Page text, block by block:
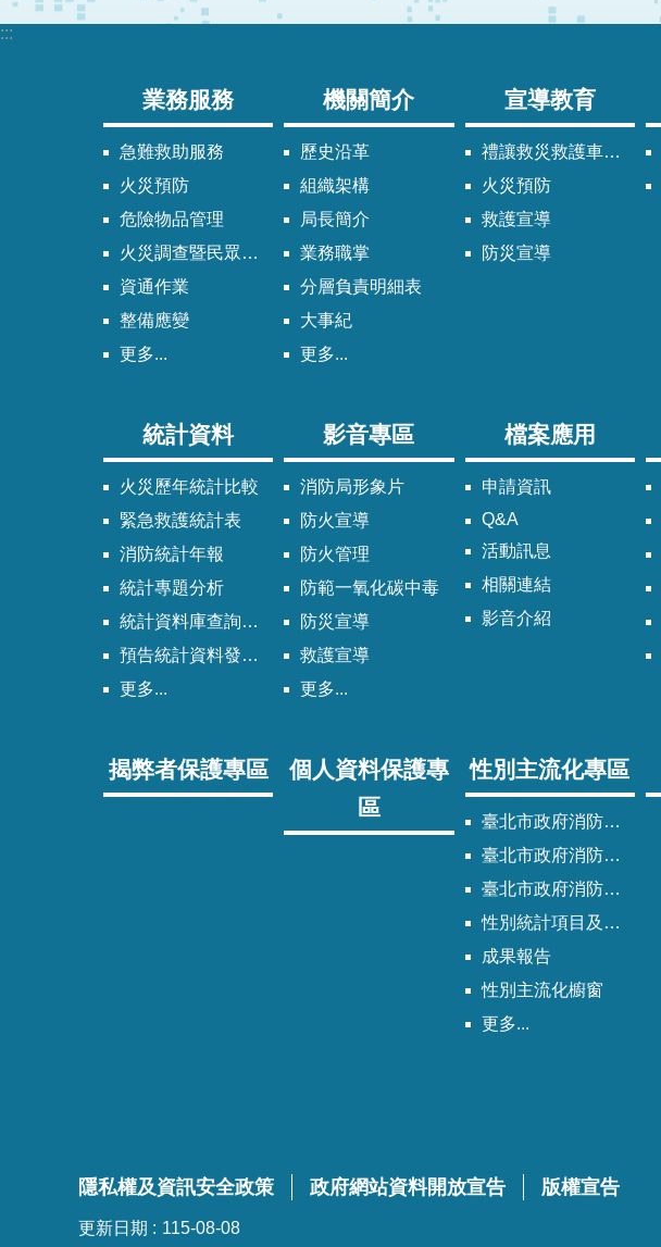
:::
業務服務
急難救助服務
火災預防
危險物品管理
火災調查暨民眾申請服務
資通作業
整備應變
更多...
機關簡介
歷史沿革
組織架構
局長簡介
業務職掌
分層負責明細表
大事紀
更多...
宣導教育
禮讓救災救護車輛須知
火災預防
救護宣導
防災宣導
統計資料
火災歷年統計比較
緊急救護統計表
消防統計年報
統計專題分析
統計資料庫查詢系統
預告統計資料發布時間表
更多...
影音專區
消防局形象片
防火宣導
防火管理
防範一氧化碳中毒
防災宣導
救護宣導
更多...
檔案應用
申請資訊
Q&A
活動訊息
相關連結
影音介紹
揭弊者保護專區
個人資料保護專
區
性別主流化專區
臺北市政府消防局性別主流化實施計畫
臺北市政府消防局性別平等專案小組委員名單
臺北市政府消防局歷次性別平等專案小組會議紀錄
性別統計項目及指標
成果報告
性別主流化櫥窗
更多...
隱私權及資訊安全政策 政府網站資料開放宣告 版權宣告
更新日期 115-08-08